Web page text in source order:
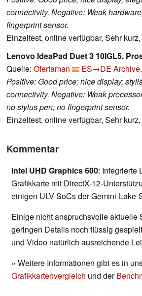
connectivity. Negative: Weak
fingerprint sensor.
Einzeltest, online verfügbar, Sehr
Lenovo IdeaPad Duet 3 10IGL5.
Quelle: Ofertaman ES→DE
Positive: Good price; nice display;
connectivity. Negative: Weak
no stylus pen; no fingerprint sensor.
Einzeltest, online verfügbar, Sehr
Kommentar
Intel UHD Graphics 600: Integrierte
Grafikkarte mit DirectX-12-
einigen ULV-SoCs der Gemini-Lake-
Einige nicht anspruchsvolle aktuelle
geringen Details noch flüssig
und Video natürlich ausreichende
» Weitere Informationen gibt es in
Grafikkartenvergleich und der